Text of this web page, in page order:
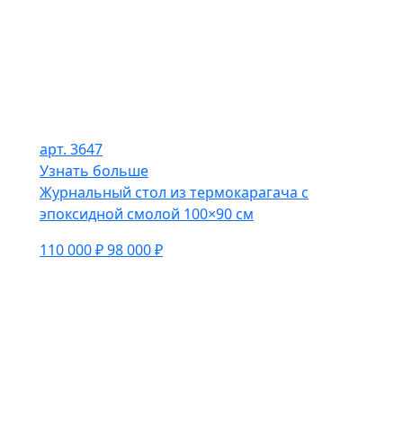
арт. 3647
Узнать больше
Журнальный стол из термокарагача с
эпоксидной смолой 100×90 см
110 000 ₽98 000 ₽